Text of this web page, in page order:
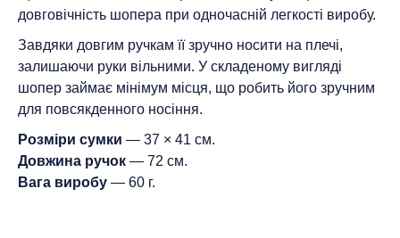
довговічність шопера при одночасній легкості виробу.
Завдяки довгим ручкам її зручно носити на плечі,
залишаючи руки вільними. У складеному вигляді
шопер займає мінімум місця, що робить його зручним
для повсякденного носіння.
Розміри сумки — 37 × 41 см.
Довжина ручок — 72 см.
Вага виробу — 60 г.